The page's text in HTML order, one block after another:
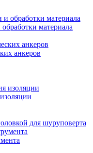
материала
анкеров
для шуруповерта